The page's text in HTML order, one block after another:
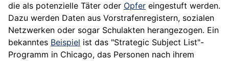
die als potenzielle Täter oder Opfer eingestuft werden.
Dazu werden Daten aus Vorstrafenregistern, sozialen
Netzwerken oder sogar Schulakten herangezogen. Ein
bekanntes Beispiel ist das "Strategic Subject List"-
Programm in Chicago, das Personen nach ihrem